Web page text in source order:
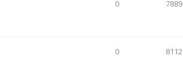
0 7889
0 8112